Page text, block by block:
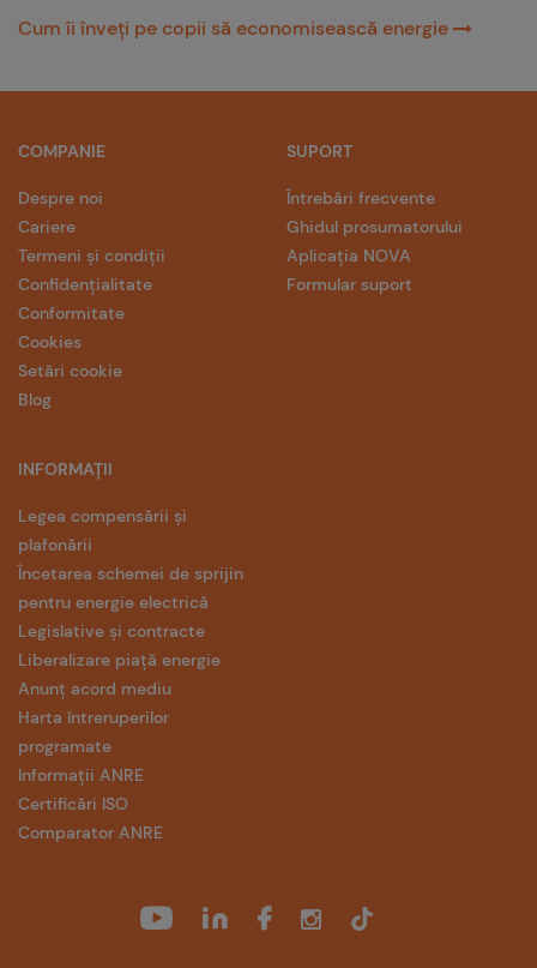
Cum îi înveți pe copii să economisească energie
COMPANIE
Despre noi
Cariere
Termeni și condiții
Confidențialitate
Conformitate
Cookies
Setări cookie
Blog
INFORMAȚII
Legea compensării și
plafonării
Încetarea schemei de sprijin
pentru energie electrică
Legislative și contracte
Liberalizare piață energie
Anunț acord mediu
Harta întreruperilor
programate
Informații ANRE
Certificări ISO
Comparator ANRE
SUPORT
Întrebări frecvente
Ghidul prosumatorului
Aplicația NOVA
Formular suport